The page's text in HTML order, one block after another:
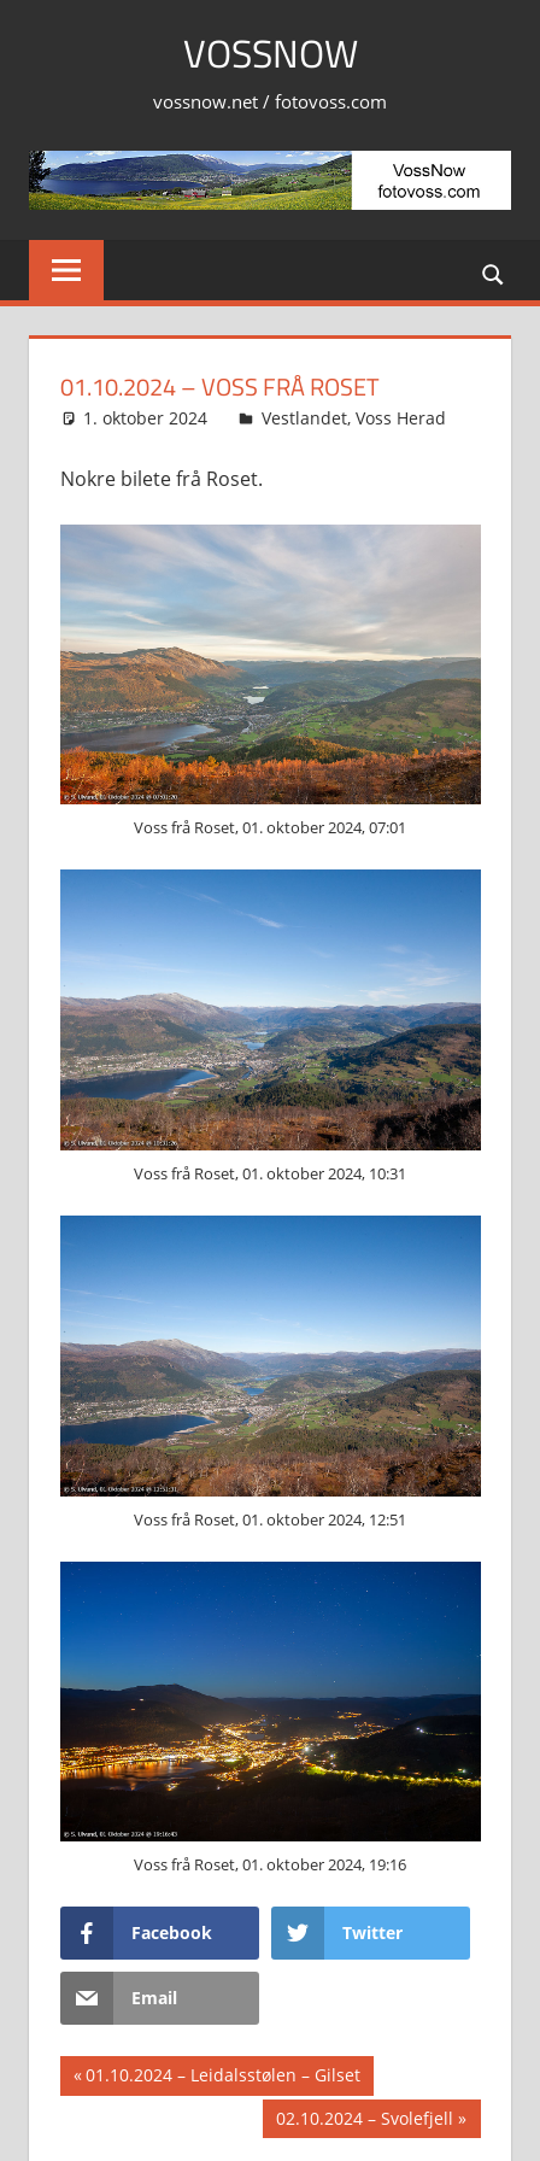
VOSSNOW
vossnow.net / fotovoss.com
01.10.2024 – VOSS FRÅ ROSET
1. oktober 2024 Svein
Vestlandet, Voss Herad
Nokre bilete frå Roset.
Voss frå Roset, 01. oktober 2024, 07:01
Voss frå Roset, 01. oktober 2024, 10:31
Voss frå Roset, 01. oktober 2024, 12:51
Voss frå Roset, 01. oktober 2024, 19:16
Facebook Twitter
Email
Innleggsnavigasjon
Previous
Post:
01.10.2024 – Leidalsstølen – Gilset
Next
Post:
02.10.2024 – Svolefjell